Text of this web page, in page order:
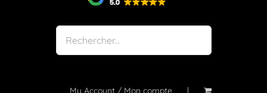
Notre atelier
À propos
Blog
My Account / Mon compte